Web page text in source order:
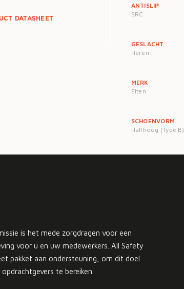
DATASHEET
ANTISLIP
SRC
GESLACHT
Heren
MERK
Elten
SCHOENVORM
Halfhoog (Type B)
is het mede zorgdragen voor een
voor u en uw medewerkers. All Safety
pakket aan ondersteuning, om dit doel
te bereiken.